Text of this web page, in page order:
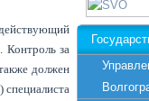
Контроль за
должен
специалиста